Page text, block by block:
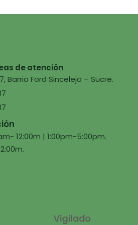
de atención
Barrio Ford Sincelejo – Sucre.
12:00m | 1:00pm-5:00pm.